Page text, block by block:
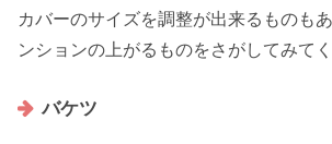
カバーのサイズを調整が出来るものも
ンションの上がるものをさがしてみてく
バケツ